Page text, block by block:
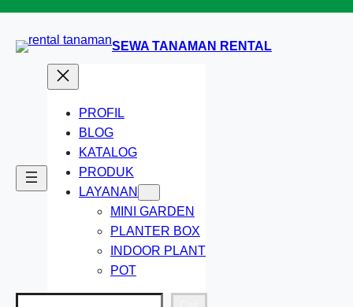
konten
SEWA TANAMAN RENTAL
PROFIL
BLOG
KATALOG
PRODUK
LAYANAN
MINI GARDEN
PLANTER BOX
INDOOR PLANT
POT